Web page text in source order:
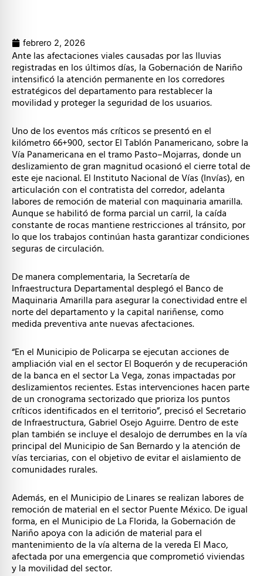
febrero 2, 2026
Ante las afectaciones viales causadas por las lluvias
registradas en los últimos días, la Gobernación de Nariño
intensificó la atención permanente en los corredores
estratégicos del departamento para restablecer la
movilidad y proteger la seguridad de los usuarios.
Uno de los eventos más críticos se presentó en el
kilómetro 66+900, sector El Tablón Panamericano, sobre la
Vía Panamericana en el tramo Pasto–Mojarras, donde un
deslizamiento de gran magnitud ocasionó el cierre total de
este eje nacional. El Instituto Nacional de Vías (Invías), en
articulación con el contratista del corredor, adelanta
labores de remoción de material con maquinaria amarilla.
Aunque se habilitó de forma parcial un carril, la caída
constante de rocas mantiene restricciones al tránsito, por
lo que los trabajos continúan hasta garantizar condiciones
seguras de circulación.
De manera complementaria, la Secretaría de
Infraestructura Departamental desplegó el Banco de
Maquinaria Amarilla para asegurar la conectividad entre el
norte del departamento y la capital nariñense, como
medida preventiva ante nuevas afectaciones.
“En el Municipio de Policarpa se ejecutan acciones de
ampliación vial en el sector El Boquerón y de recuperación
de la banca en el sector La Vega, zonas impactadas por
deslizamientos recientes. Estas intervenciones hacen parte
de un cronograma sectorizado que prioriza los puntos
críticos identificados en el territorio”, precisó el Secretario
de Infraestructura, Gabriel Osejo Aguirre. Dentro de este
plan también se incluye el desalojo de derrumbes en la vía
principal del Municipio de San Bernardo y la atención de
vías terciarias, con el objetivo de evitar el aislamiento de
comunidades rurales.
Además, en el Municipio de Linares se realizan labores de
remoción de material en el sector Puente México. De igual
forma, en el Municipio de La Florida, la Gobernación de
Nariño apoya con la adición de material para el
mantenimiento de la vía alterna de la vereda El Maco,
afectada por una emergencia que comprometió viviendas
y la movilidad del sector.